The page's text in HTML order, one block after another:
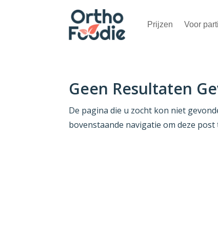
Prijzen Voor
Geen Resultaten
De pagina die u zocht kon niet
bovenstaande navigatie om deze post